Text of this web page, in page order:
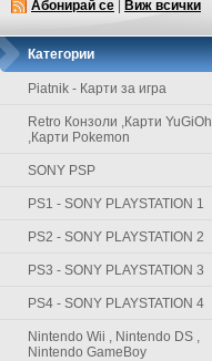
Абонирай се Виж всички
Категории
Piatnik - Карти за игра
Retro Конзоли ,Карти YuGiOh
,Карти Pokemon
SONY PSP
PS1 - SONY PLAYSTATION 1
PS2 - SONY PLAYSTATION 2
PS3 - SONY PLAYSTATION 3
PS4 - SONY PLAYSTATION 4
Nintendo Wii , Nintendo DS ,
Nintendo GameBoy